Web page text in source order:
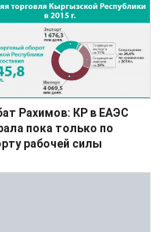
Рахимов: КР в ЕАЭС
пока только по
рабочей силы